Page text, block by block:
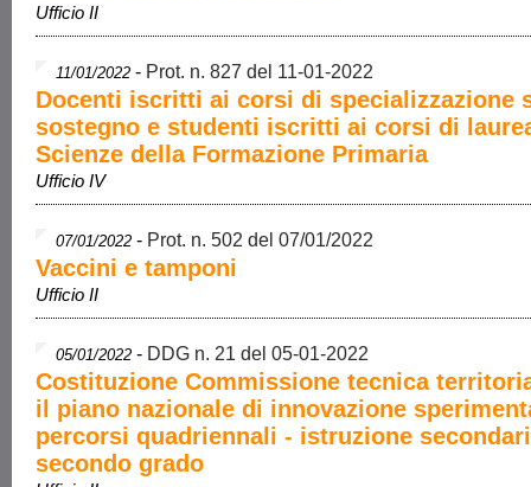
Ufficio II
11/01/2022 - Prot. n. 827 del 11-01-2022
Docenti iscritti ai corsi di specializzazione
sostegno e studenti iscritti ai corsi di
Scienze della Formazione Primaria
Ufficio IV
07/01/2022 - Prot. n. 502 del 07/01/2022
Vaccini e tamponi
Ufficio II
05/01/2022 - DDG n. 21 del 05-01-2022
Costituzione Commissione tecnica
il piano nazionale di innovazione
percorsi quadriennali - istruzione
secondo grado